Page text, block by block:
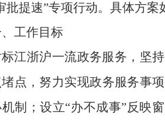
批提速”专项行动。具体方案
工作目标
江浙沪一流政务服务，坚
点，努力实现政务服务事
制；设立“办不成事”反映